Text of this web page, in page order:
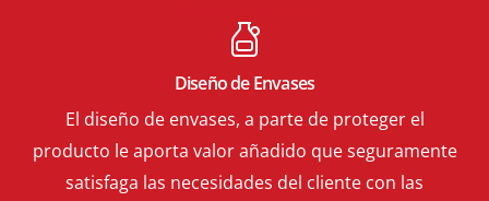
Diseño de Envases
El diseño de envases, a parte de proteger el
producto le aporta valor añadido que seguramente
satisfaga las necesidades del cliente con las